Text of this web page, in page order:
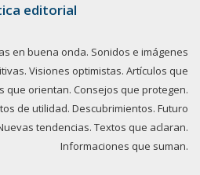
editorial
en buena onda. Sonidos e imágenes
Visiones optimistas. Artículos que
que orientan. Consejos que protegen.
de utilidad. Descubrimientos. Futuro
tendencias. Textos que aclaran.
Informaciones que suman.